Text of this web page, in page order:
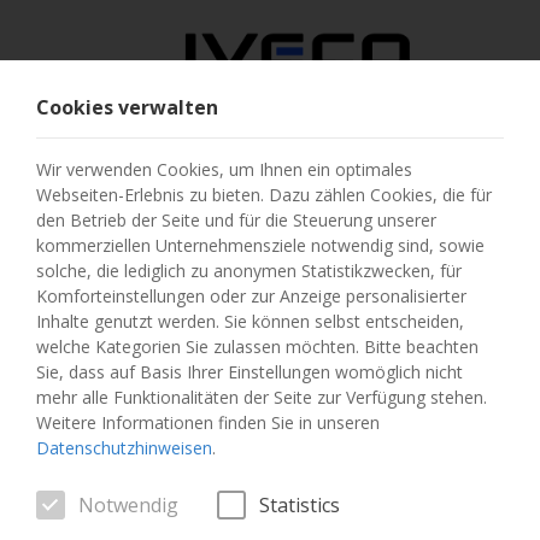
ÖSTERREICH
LAND AUSWÄHLEN
SPRACHE ÄNDERN
Toggle
navigation
MENU
FAHRZEUG
Cookies verwalten
Wir verwenden Cookies, um Ihnen ein optimales
Webseiten-Erlebnis zu bieten. Dazu zählen Cookies, die für
den Betrieb der Seite und für die Steuerung unserer
kommerziellen Unternehmensziele notwendig sind, sowie
solche, die lediglich zu anonymen Statistikzwecken, für
Komforteinstellungen oder zur Anzeige personalisierter
Inhalte genutzt werden. Sie können selbst entscheiden,
welche Kategorien Sie zulassen möchten. Bitte beachten
Sie, dass auf Basis Ihrer Einstellungen womöglich nicht
mehr alle Funktionalitäten der Seite zur Verfügung stehen.
Weitere Informationen finden Sie in unseren
Datenschutzhinweisen.
Notwendig Statistics